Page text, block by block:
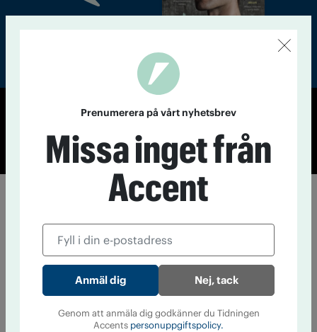
© Tidningen Accent 2026
Cookiepolicy
Personuppgiftspolicy
Prenumerera på vårt nyhetsbrev
Missa inget från
Accent
Nej, tack
Genom att anmäla dig godkänner du Tidningen
Accents personuppgiftspolicy.